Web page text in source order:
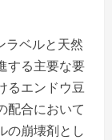
ラベルと天然
する主要な要
るエンドウ豆
配合において
の崩壊剤とし